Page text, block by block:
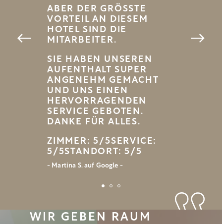
ABER DER GRÖSSTE V
ORTEIL AN DIESEM H
OTEL SIND DIE M
ITARBEITER.
SIE HABEN UNSEREN
AUFENTHALT SUPER
ANGENEHM GEMACHT
UND UNS EINEN
HERVORRAGENDEN
SERVICE GEBOTEN.
DANKE FÜR ALLES.
ZIMMER: 5/5SERVICE:
5/5STANDORT: 5/5
- Martina S. auf Google -
WIR GEBEN RAUM